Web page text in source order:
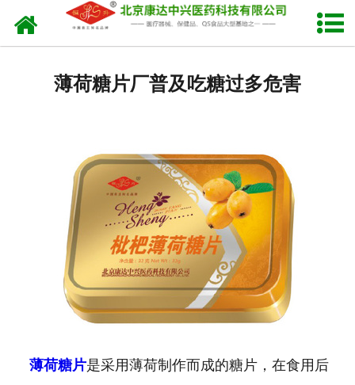
网站首页
生产设备
发货现场
人才招聘
联系我们
薄荷糖片厂普及吃糖过多危害
薄荷糖片是采用薄荷制作而成的糖片，在食用后